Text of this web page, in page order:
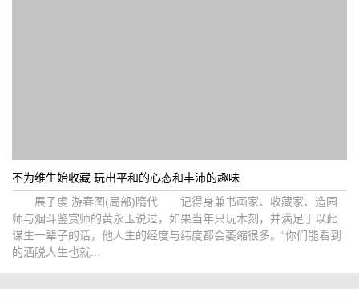
不为维生始收藏 玩出平和的心态和丰沛的趣味
展子虔 游春图(局部)隋代 记得身兼书画家、收藏家、造园
师与烟斗鉴赏师的黄永玉说过，如果当年只玩木刻，并满足于以此
谋生一辈子的话，他人生的经度与纬度都会萎缩很多。“你们能看到
的洒脱人生也就...